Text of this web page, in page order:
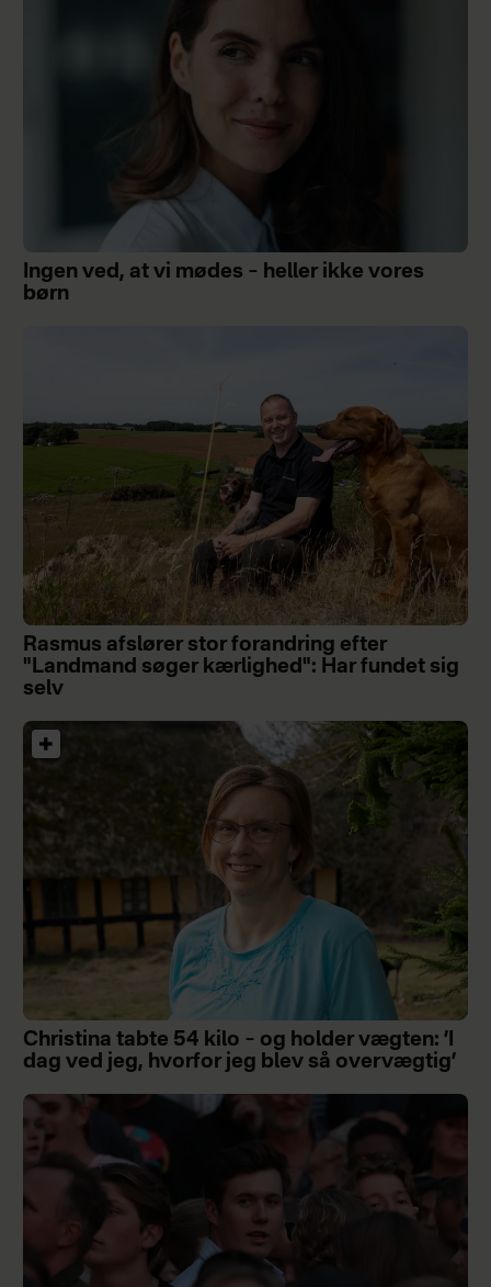
Ingen ved, at vi mødes – heller ikke vores
børn
Rasmus afslører stor forandring efter
"Landmand søger kærlighed": Har fundet sig
selv
Christina tabte 54 kilo – og holder vægten: ’I
dag ved jeg, hvorfor jeg blev så overvægtig’